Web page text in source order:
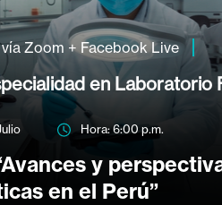
Zoom + Facebook Live
en Laboratorio
Hora: 6:00 p.m.
y
en el Perú”